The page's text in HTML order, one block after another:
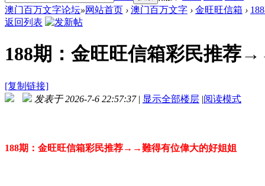
澳门百万文字论坛»网站首页 › 澳门百万文字 › 金旺旺信箱 ›
返回列表
188期：金旺旺信箱彩民推荐
[复制链接]
发表于 2026-7-6 22:57:37 | 显示全部楼层 |阅读模式
188期：金旺旺信箱彩民推荐→→難得有位偉大的好姐姐